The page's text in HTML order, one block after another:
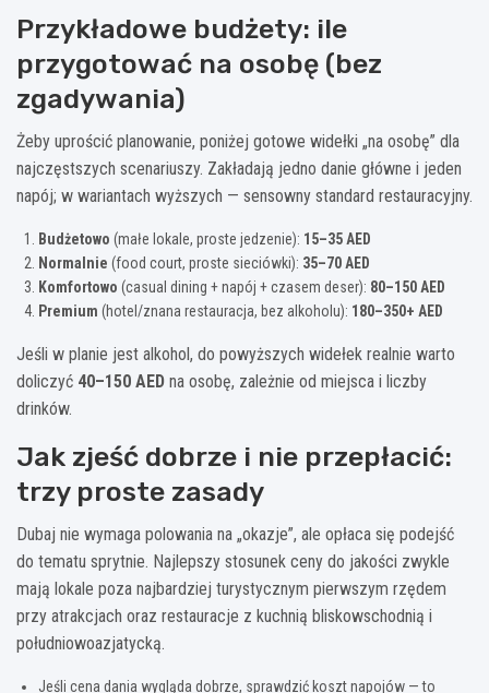
Przykładowe budżety: ile
przygotować na osobę (bez
zgadywania)
Żeby uprościć planowanie, poniżej gotowe widełki „na osobę” dla
najczęstszych scenariuszy. Zakładają jedno danie główne i jeden
napój; w wariantach wyższych — sensowny standard restauracyjny.
Budżetowo (małe lokale, proste jedzenie): 15–35 AED
Normalnie (food court, proste sieciówki): 35–70 AED
Komfortowo (casual dining + napój + czasem deser): 80–150 AED
Premium (hotel/znana restauracja, bez alkoholu): 180–350+ AED
Jeśli w planie jest alkohol, do powyższych widełek realnie warto
doliczyć 40–150 AED na osobę, zależnie od miejsca i liczby
drinków.
Jak zjeść dobrze i nie przepłacić:
trzy proste zasady
Dubaj nie wymaga polowania na „okazje”, ale opłaca się podejść
do tematu sprytnie. Najlepszy stosunek ceny do jakości zwykle
mają lokale poza najbardziej turystycznym pierwszym rzędem
przy atrakcjach oraz restauracje z kuchnią bliskowschodnią i
południowoazjatycką.
Jeśli cena dania wygląda dobrze, sprawdzić koszt napojów — to